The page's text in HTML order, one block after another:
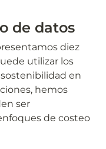
de datos
diez
utilizar los
en
hemos
ser
de costeo